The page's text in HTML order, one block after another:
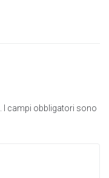
I campi obbligatori sono